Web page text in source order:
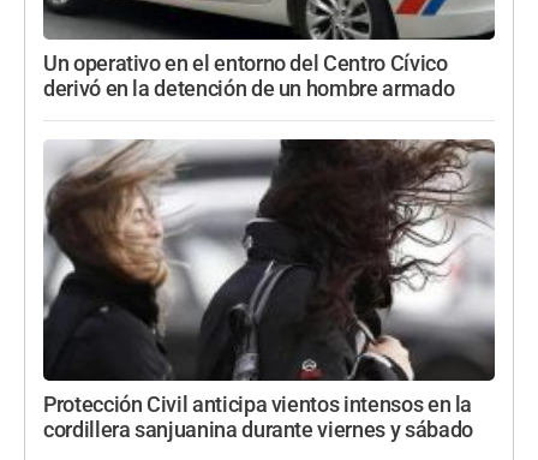
Un operativo en el entorno del Centro Cívico
derivó en la detención de un hombre armado
Protección Civil anticipa vientos intensos en la
cordillera sanjuanina durante viernes y sábado